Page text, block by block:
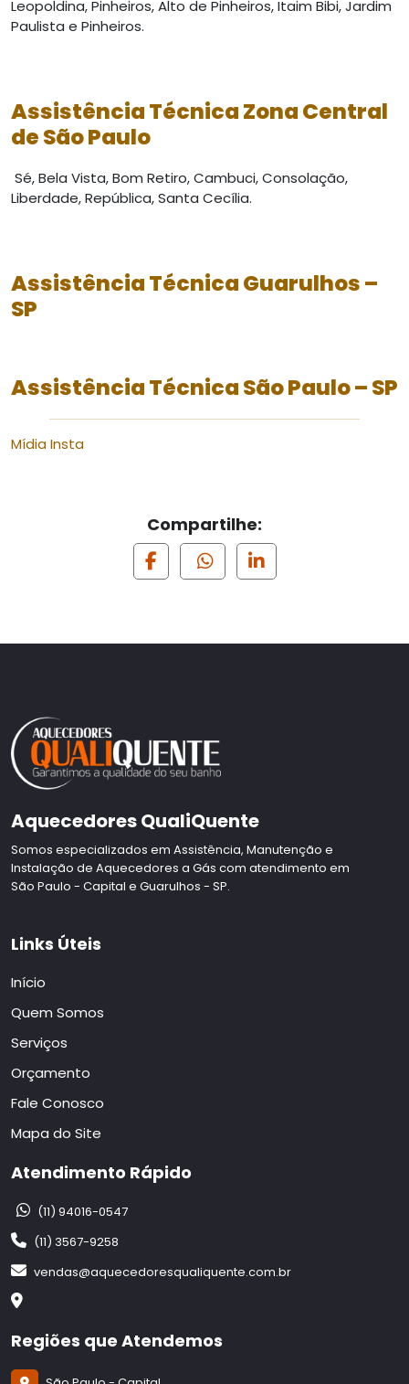
Leopoldina, Pinheiros, Alto de Pinheiros, Itaim Bibi, Jardim
Paulista e Pinheiros.
Assistência TécnicaZona Central
de São Paulo
Sé, Bela Vista, Bom Retiro, Cambuci, Consolação,
Liberdade, República, Santa Cecília.
Assistência TécnicaGuarulhos –
SP
Assistência TécnicaSão Paulo – SP
Mídia Insta
Compartilhe:
Aquecedores QualiQuente
Somos especializados em Assistência, Manutenção e
Instalação de Aquecedores a Gás com atendimento em
São Paulo - Capital e Guarulhos - SP.
Links Úteis
Início
Quem Somos
Serviços
Orçamento
Fale Conosco
Mapa do Site
Atendimento Rápido
(11) 94016-0547
(11) 3567-9258
vendas@aquecedoresqualiquente.com.br
Regiões que Atendemos